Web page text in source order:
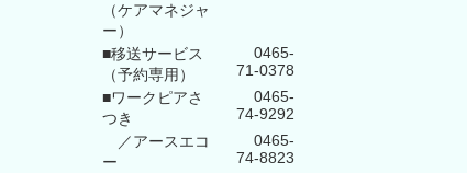
（ケアマネジャ
ー）
■移送サービス
（予約専用）
0465-
71-0378
■ワークピアさ
つき
0465-
74-9292
／アースエコ
ー
0465-
74-8823